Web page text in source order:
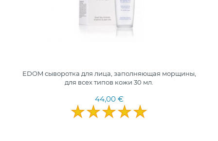
EDOM сыворотка для лица, заполняющая морщины,
для всех типов кожи 30 мл.
44,00 €